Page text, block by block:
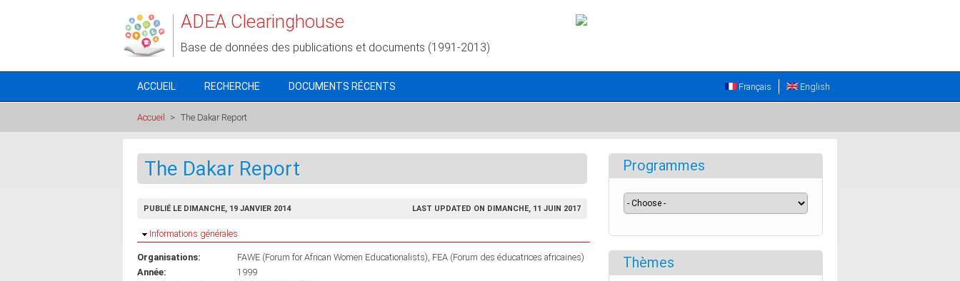
ADEA Clearinghouse
Base de données des publications et documents (1991-2013)
ACCUEIL RECHERCHE DOCUMENTS RÉCENTS English
Français
Accueil > The Dakar Report
The Dakar Report
PUBLIÉ LE DIMANCHE, 19 JANVIER 2014 LAST UPDATED ON DIMANCHE, 11 JUIN 2017
Masquer
Informations générales
Organisations: FAWE (Forum for African Women Educationalists) FEA (Forum des éducatrices africaines)
Année:
1999
Programmes
Thèmes